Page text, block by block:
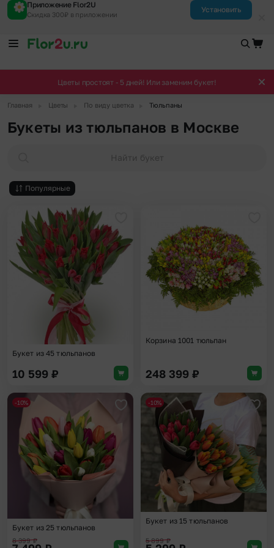
Приложение Flor2U
Скидка 300₽ в приложении
Установить
Цветы простоят - 5 дней! Или заменим букет!
Главная Цветы По виду цветка Тюльпаны
Букеты из тюльпанов в Москве
Найти букет
Популярные
Добавить в избранное
Букет из 45 тюльпанов
10 599 ₽
Корзина 1001 тюльпан
248 399 ₽
Добавить в избранное
-10%
Букет из 25 тюльпанов
8 399₽
-10%
Букет из 15 тюльпанов
5 899₽